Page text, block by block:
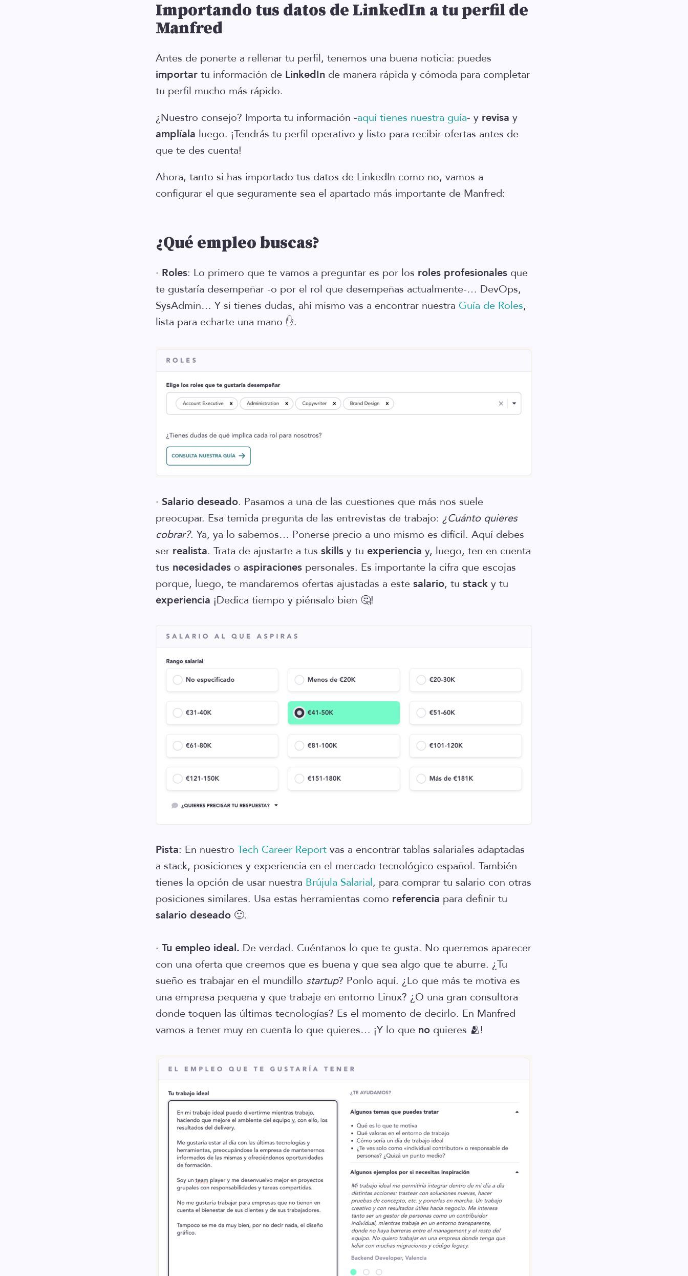
Importando tus datos de LinkedIn a tu perfil de
Manfred
Antes de ponerte a rellenar tu perfil, tenemos una buena noticia: puedes
importar tu información de LinkedIn de manera rápida y cómoda para completar
tu perfil mucho más rápido.
¿Nuestro consejo? Importa tu información -aquí tienes nuestra guía- y revisa y
amplíala luego. ¡Tendrás tu perfil operativo y listo para recibir ofertas antes de
que te des cuenta!
Ahora, tanto si has importado tus datos de LinkedIn como no, vamos a
configurar el que seguramente sea el apartado más importante de Manfred:
¿Qué empleo buscas?
· Roles: Lo primero que te vamos a preguntar es por los roles profesionales que
te gustaría desempeñar -o por el rol que desempeñas actualmente-… DevOps,
SysAdmin… Y si tienes dudas, ahí mismo vas a encontrar nuestra Guía de Roles,
lista para echarte una mano ✋.
· Salario deseado. Pasamos a una de las cuestiones que más nos suele
preocupar. Esa temida pregunta de las entrevistas de trabajo: ¿Cuánto quieres
cobrar?. Ya, ya lo sabemos… Ponerse precio a uno mismo es difícil. Aquí debes
ser realista. Trata de ajustarte a tus skills y tu experiencia y, luego, ten en cuenta
tus necesidades o aspiraciones personales. Es importante la cifra que escojas
porque, luego, te mandaremos ofertas ajustadas a este salario, tu stack y tu
experiencia ¡Dedica tiempo y piénsalo bien 🤔!
Pista: En nuestro Tech Career Report vas a encontrar tablas salariales adaptadas
a stack, posiciones y experiencia en el mercado tecnológico español. También
tienes la opción de usar nuestra Brújula Salarial, para comprar tu salario con otras
posiciones similares. Usa estas herramientas como referencia para definir tu
salario deseado 🙂.
· Tu empleo ideal. De verdad. Cuéntanos lo que te gusta. No queremos aparecer
con una oferta que creemos que es buena y que sea algo que te aburre. ¿Tu
sueño es trabajar en el mundillo startup? Ponlo aquí. ¿Lo que más te motiva es
una empresa pequeña y que trabaje en entorno Linux? ¿O una gran consultora
donde toquen las últimas tecnologías? Es el momento de decirlo. En Manfred
vamos a tener muy en cuenta lo que quieres… ¡Y lo que no quieres 🫂!